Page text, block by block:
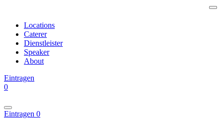
Locations
Caterer
Dienstleister
Speaker
About
Eintragen
0
Eintragen 0